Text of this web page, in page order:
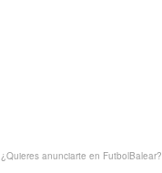
¿Quieres anunciarte en FutbolBalear?